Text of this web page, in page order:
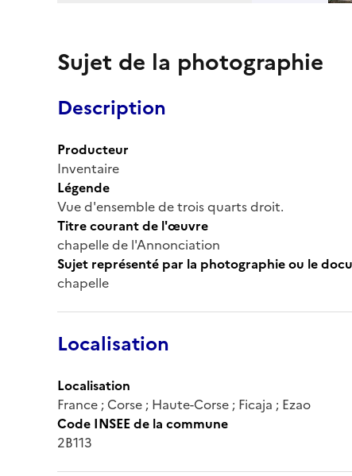
Sujet de la photographie
Description
Producteur
Inventaire
Légende
Vue d'ensemble de trois quarts droit.
Titre courant de l'œuvre
chapelle de l'Annonciation
Sujet représenté par la photographie ou le
chapelle
Localisation
Localisation
France ; Corse ; Haute-Corse ; Ficaja ; Ezao
Code INSEE de la commune
2B113